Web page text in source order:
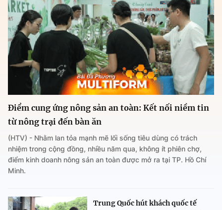
Điểm cung ứng nông sản an toàn: Kết nối niềm tin
từ nông trại đến bàn ăn
(HTV) - Nhằm lan tỏa mạnh mẽ lối sống tiêu dùng có trách
nhiệm trong cộng đồng, nhiều năm qua, không ít phiên chợ,
điểm kinh doanh nông sản an toàn được mở ra tại TP. Hồ Chí
Minh.
Trung Quốc hút khách quốc tế